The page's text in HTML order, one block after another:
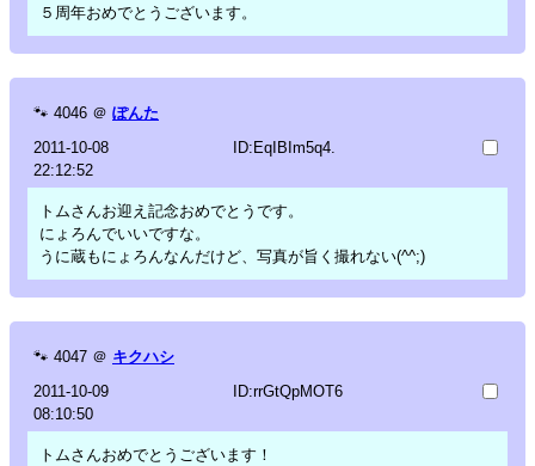
５周年おめでとうございます。
🐾 4046 ＠ ぽんた
2011-10-08
22:12:52
ID:EqIBIm5q4.
トムさんお迎え記念おめでとうです。
にょろんでいいですな。
うに蔵もにょろんなんだけど、写真が旨く撮れない(^^;)
🐾 4047 ＠ キクハシ
2011-10-09
08:10:50
ID:rrGtQpMOT6
トムさんおめでとうございます！